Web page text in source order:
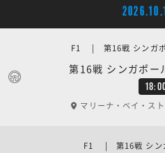
第16戦 シンガポー
F1 | 第16戦 シンガポ
マリーナ・ベイ・ス
F1 | 第16戦 シン